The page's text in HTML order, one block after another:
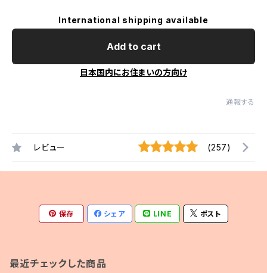
International shipping available
Add to cart
日本国内にお住まいの方向け
通報する
レビュー (257)
保存 シェア LINE ポスト
最近チェックした商品